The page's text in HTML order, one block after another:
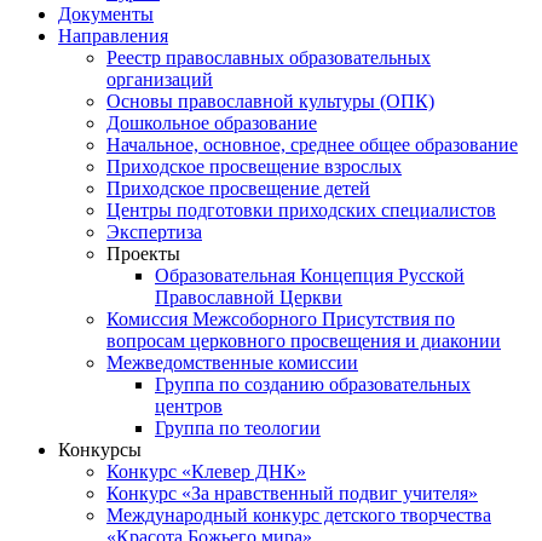
Документы
Направления
Реестр православных образовательных
организаций
Основы православной культуры (ОПК)
Дошкольное образование
Начальное, основное, среднее общее образование
Приходское просвещение взрослых
Приходское просвещение детей
Центры подготовки приходских специалистов
Экспертиза
Проекты
Образовательная Концепция Русской
Православной Церкви
Комиссия Межсоборного Присутствия по
вопросам церковного просвещения и диаконии
Межведомственные комиссии
Группа по созданию образовательных
центров
Группа по теологии
Конкурсы
Конкурс «Клевер ДНК»
Конкурс «За нравственный подвиг учителя»
Международный конкурс детского творчества
«Красота Божьего мира»